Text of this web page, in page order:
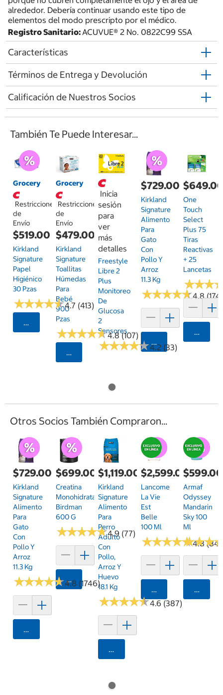
alrededor. Debería continuar usando este tipo de
elementos del modo prescripto por el médico.
Registro Sanitario: ACUVUE® 2 No. 0822C99 SSA
Características
Términos de Entrega y Devolución
Calificación de Nuestros Socios
También Te Puede Interesar...
Grocery
Restricciones
de
Envío
$519.00
Kirkland
Signature
Papel
Higiénico
30 Pzas
★★★★★
★★★★★4.7 (413)
Seleccionar Código Postal
Grocery
Restricciones
de
Envío
$479.00
Kirkland
Signature
Toallitas
Húmedas
Para
Bebé
900
Pzas
★★★★★
★★★★★4.8 (107)
Seleccionar Código Postal
Inicia
sesión
para
ver
más
detalles
Freestyle
Libre 2
Plus
Monitoreo
De
Glucosa
2
Sensores
★★★★★
★★★★★4.2 (33)
$729.00
Kirkland
Signature
Alimento
Para
Gato
Con
Pollo Y
Arroz
11.3 Kg
★★★★★
★★★★★4.8
Agregar
One
Touch
Select
Plus 75
Tiras
Reactivas
+ 25
Lancetas
★★★
★★★
Otros Socios También Compraron...
$729.00
Kirkland
Signature
Alimento
Para
Gato
Con
Pollo Y
Arroz
11.3 Kg
★★★★★
★★★★★4.8 (1746)
Agregar
$699.00
Creatina
Monohidratada
Birdman
600 G
★★★★★
★★★★★4.9 (77)
Agregar
$1,119.00
Kirkland
Signature
Alimento
Para
Perro
Adulto
Con
Pollo,
Arroz Y
Huevo
18.1 Kg
★★★★★
★★★★★4.6 (387)
Agregar
$2,599.00
Lancome
La Vie
Est
Belle
100 Ml
★★★★★
★★★★★4.8 (84)
Agregar
$599.00
Armaf
Odyssey
Mandarin
Sky 100
Ml
★★★
★★★